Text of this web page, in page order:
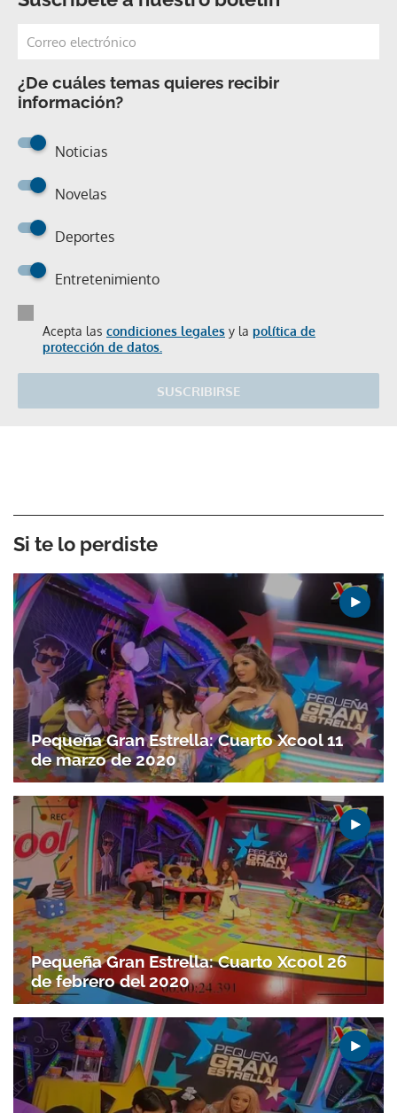
¿De cuáles temas quieres recibir
información?
Noticias
Novelas
Deportes
Entretenimiento
Acepta las condiciones legales y la política de
protección de datos.
SUSCRIBIRSE
Si te lo perdiste
Pequeña Gran Estrella: Cuarto Xcool 11
de marzo de 2020
Pequeña Gran Estrella: Cuarto Xcool 26
de febrero del 2020